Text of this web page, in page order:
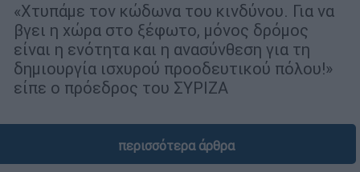
«Χτυπάμε τον κώδωνα του κινδύνου. Για να
βγει η χώρα στο ξέφωτο, μόνος δρόμος
είναι η ενότητα και η ανασύνθεση για τη
δημιουργία ισχυρού προοδευτικού πόλου!»
είπε ο πρόεδρος του ΣΥΡΙΖΑ
περισσότερα άρθρα